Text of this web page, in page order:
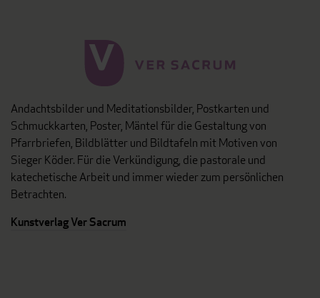
Andachtsbilder und Meditationsbilder, Postkarten und
Schmuckkarten, Poster, Mäntel für die Gestaltung von
Pfarrbriefen, Bildblätter und Bildtafeln mit Motiven von
Sieger Köder. Für die Verkündigung, die pastorale und
katechetische Arbeit und immer wieder zum persönlichen
Betrachten.
Kunstverlag Ver Sacrum